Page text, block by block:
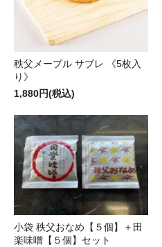
秩父メープル サブレ 《5枚入
り》
1,880円(税込)
小袋 秩父おなめ【５個】＋田
楽味噌【５個】セット